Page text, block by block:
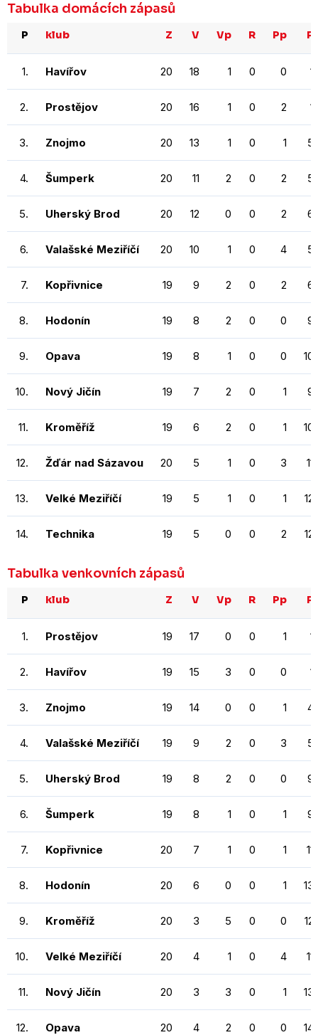
Tabulka domácích zápasů
P klub Z V Vp R Pp P
1. Havířov 20 18 1 0 0 1
2. Prostějov 20 16 1 0 2 1
3. Znojmo 20 13 1 0 1 5
4. Šumperk 20 11 2 0 2 5
5. Uherský Brod 20 12 0 0 2 6
6. Valašské Meziříčí 20 10 1 0 4 5
7. Kopřivnice 19 9 2 0 2 6
8. Hodonín 19 8 2 0 0 9
9. Opava 19 8 1 0 0 10
10. Nový Jičín 19 7 2 0 1 9
11. Kroměříž 19 6 2 0 1 10
12. Žďár nad Sázavou 20 5 1 0 3 11
13. Velké Meziříčí 19 5 1 0 1 12
14. Technika 19 5 0 0 2 12
Tabulka venkovních zápasů
P klub Z V Vp R Pp P
1. Prostějov 19 17 0 0 1 1
2. Havířov 19 15 3 0 0 1
3. Znojmo 19 14 0 0 1 4
4. Valašské Meziříčí 19 9 2 0 3 5
5. Uherský Brod 19 8 2 0 0 9
6. Šumperk 19 8 1 0 1 9
7. Kopřivnice 20 7 1 0 1 11
8. Hodonín 20 6 0 0 1 13
9. Kroměříž 20 3 5 0 0 12
10. Velké Meziříčí 20 4 1 0 4 11
11. Nový Jičín 20 3 3 0 1 13
12. Opava 20 4 2 0 0 14